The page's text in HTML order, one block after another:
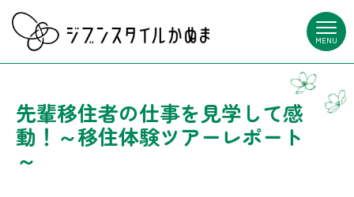
MENU
先輩移住者の仕事を見学して感
動！～移住体験ツアーレポート
～